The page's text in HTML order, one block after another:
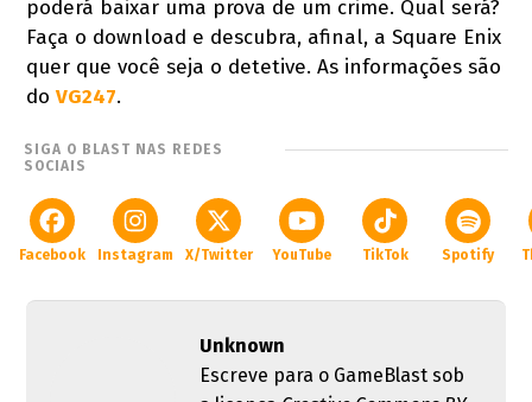
poderá baixar uma prova de um crime. Qual será?
Faça o download e descubra, afinal, a Square Enix
quer que você seja o detetive. As informações são
doVG247.
SIGA O BLAST NAS REDES
SOCIAIS
Facebook Instagram X/Twitter YouTube TikTok Spotify
Unknown
Escreve para o GameBlast sob